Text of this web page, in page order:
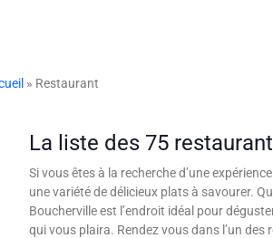
» Restaurant
La liste des 75
Si vous êtes à la recherche d’une
une variété de délicieux plats à savourer.
Boucherville est l’endroit idéal pour
qui vous plaira. Rendez vous dans l’un